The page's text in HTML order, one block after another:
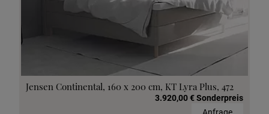
Jensen Continental, 160 x 200 cm, KT Lyra Plus, 472
3.920,00 € Sonderpreis
Anfrage